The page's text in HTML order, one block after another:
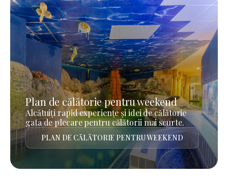
Plan de călătorie pentru weekend
Alcătuiți rapid experiențe și idei de călătorie
gata de plecare pentru călătorii mai scurte.
PLAN DE CĂLĂTORIE PENTRU WEEKEND